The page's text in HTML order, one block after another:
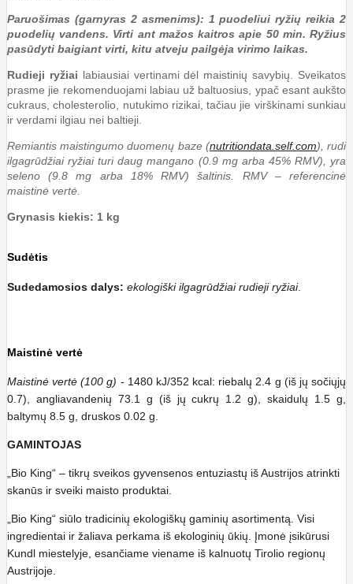
Paruošimas (garnyras 2 asmenims): 1 puodeliui ryžių reikia 2
puodelių vandens. Virti ant mažos kaitros apie 50 min. Ryžius
pasūdyti baigiant virti, kitu atveju pailgėja virimo laikas.
Rudieji ryžiai labiausiai vertinami dėl maistinių savybių. Sveikatos
prasme jie rekomenduojami labiau už baltuosius, ypač esant aukšto
cukraus, cholesterolio, nutukimo rizikai, tačiau jie virškinami sunkiau
ir verdami ilgiau nei baltieji.
Remiantis maistingumo duomenų baze (nutritiondata.self.com), rudi
ilgagrūdžiai ryžiai turi daug mangano (0.9 mg arba 45% RMV), yra
seleno (9.8 mg arba 18% RMV) šaltinis. RMV – referencinė
maistinė vertė.
Grynasis kiekis: 1 kg
Sudėtis
Sudedamosios dalys: ekologiški ilgagrūdžiai rudieji ryžiai.
Maistinė vertė
Maistinė vertė (100 g) - 1480 kJ/352 kcal: riebalų 2.4 g (iš jų sočiųjų
0.7), angliavandenių 73.1 g (iš jų cukrų 1.2 g), skaidulų 1.5 g,
baltymų 8.5 g, druskos 0.02 g.
GAMINTOJAS
„Bio King“ – tikrų sveikos gyvensenos entuziastų iš Austrijos atrinkti
skanūs ir sveiki maisto produktai.
„Bio King“ siūlo tradicinių ekologiškų gaminių asortimentą. Visi
ingredientai ir žaliava perkama iš ekologinių ūkių. Įmonė įsikūrusi
Kundl miestelyje, esančiame viename iš kalnuotų Tirolio regionų
Austrijoje.